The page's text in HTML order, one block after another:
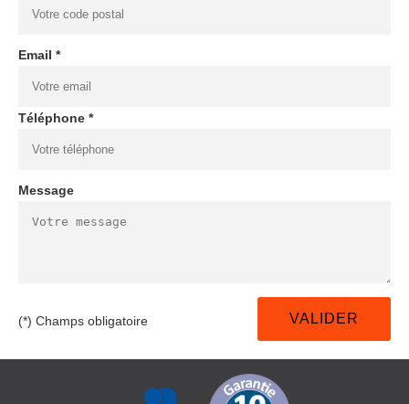
Email *
Téléphone *
Message
(*) Champs obligatoire